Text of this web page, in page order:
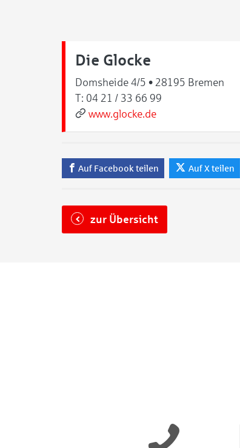
Die Glocke
Domsheide 4/5 • 28195 Bremen
T: 04 21 / 33 66 99
www.glocke.de
Auf Facebook teilen Auf X teilen
zur Übersicht